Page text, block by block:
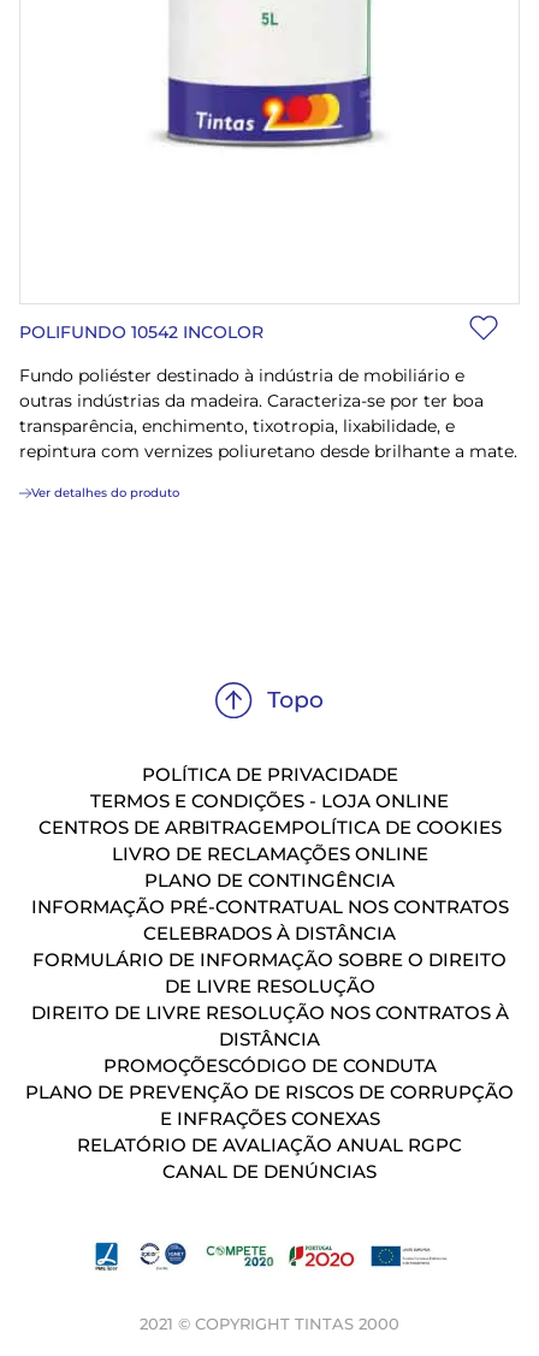
POLIFUNDO 10542 INCOLOR
Fundo poliéster destinado à indústria de mobiliário e
outras indústrias da madeira. Caracteriza-se por ter boa
transparência, enchimento, tixotropia, lixabilidade, e
repintura com vernizes poliuretano desde brilhante a mate.
Ver detalhes do produto
POLÍTICA DE PRIVACIDADE
TERMOS E CONDIÇÕES - LOJA ONLINE
CENTROS DE ARBITRAGEMPOLÍTICA DE COOKIES
LIVRO DE RECLAMAÇÕES ONLINE
PLANO DE CONTINGÊNCIA
INFORMAÇÃO PRÉ-CONTRATUAL NOS CONTRATOS
CELEBRADOS À DISTÂNCIA
FORMULÁRIO DE INFORMAÇÃO SOBRE O DIREITO
DE LIVRE RESOLUÇÃO
DIREITO DE LIVRE RESOLUÇÃO NOS CONTRATOS À
DISTÂNCIA
PROMOÇÕESCÓDIGO DE CONDUTA
PLANO DE PREVENÇÃO DE RISCOS DE CORRUPÇÃO
E INFRAÇÕES CONEXAS
RELATÓRIO DE AVALIAÇÃO ANUAL RGPC
CANAL DE DENÚNCIAS
2021 © COPYRIGHT TINTAS 2000